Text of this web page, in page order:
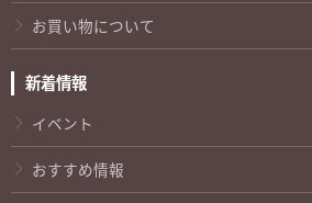
お買い物について
新着情報
イベント
おすすめ情報